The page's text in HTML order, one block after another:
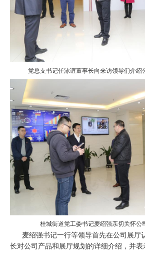
党总支书记任泳谊董事长向来访领导们介绍
桂城街道党工委书记麦绍强亲切关怀公
麦绍强书记一行等领导首先在公司展厅
长对公司产品和展厅规划的详细介绍，并